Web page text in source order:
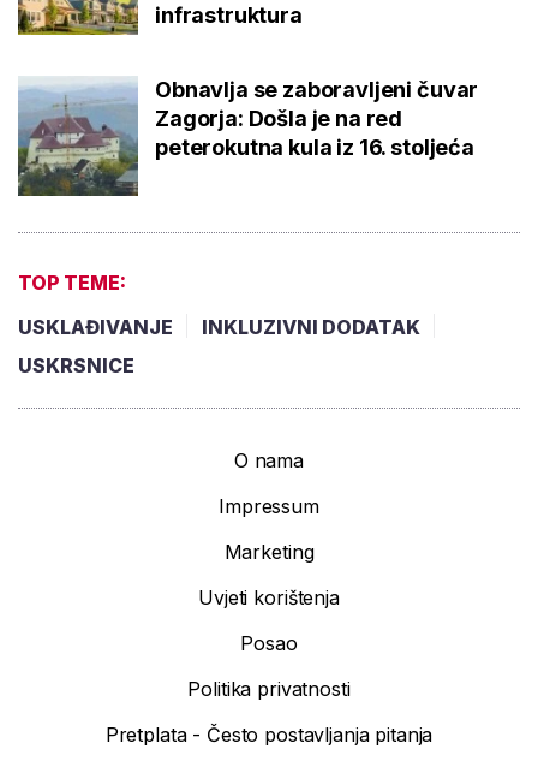
infrastruktura
Obnavlja se zaboravljeni čuvar
Zagorja: Došla je na red
peterokutna kula iz 16. stoljeća
TOP TEME:
USKLAĐIVANJE
INKLUZIVNI DODATAK
USKRSNICE
O nama
Impressum
Marketing
Uvjeti korištenja
Posao
Politika privatnosti
Pretplata - Često postavljanja pitanja